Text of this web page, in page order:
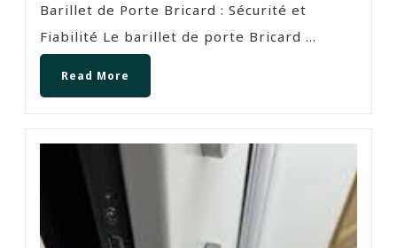
Barillet de Porte Bricard : Sécurité et
Fiabilité Le barillet de porte Bricard ...
Read More